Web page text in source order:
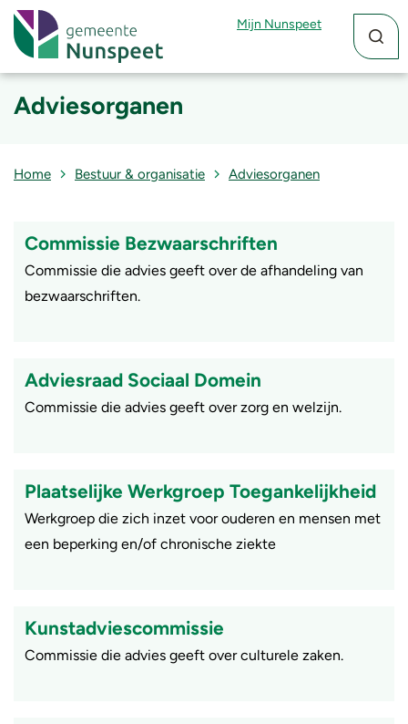
Mijn Nunspeet
Adviesorganen
Home Bestuur & organisatie Adviesorganen
Commissie Bezwaarschriften
Commissie die advies geeft over de afhandeling van
bezwaarschriften.
Adviesraad Sociaal Domein
Commissie die advies geeft over zorg en welzijn.
Plaatselijke Werkgroep Toegankelijkheid
Werkgroep die zich inzet voor ouderen en mensen met
een beperking en/of chronische ziekte
Kunstadviescommissie
Commissie die advies geeft over culturele zaken.